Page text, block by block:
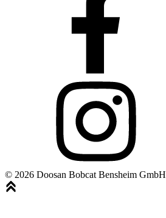
© 2026 Doosan Bobcat Bensheim GmbH